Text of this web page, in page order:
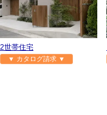
2世帯住宅
▼ カタログ請求 ▼